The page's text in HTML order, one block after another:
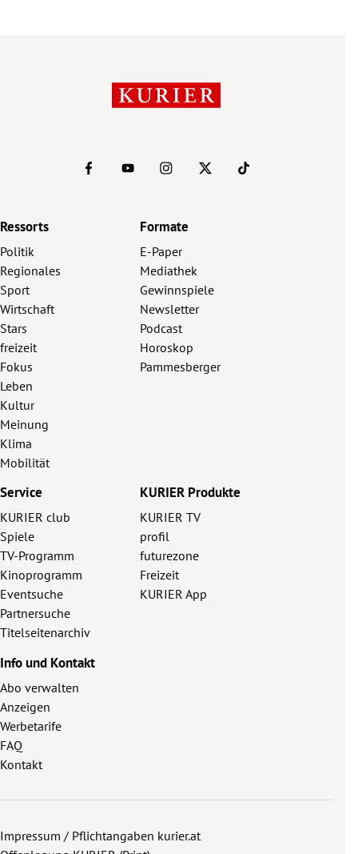
Ressorts
Politik
Regionales
Sport
Wirtschaft
Stars
freizeit
Fokus
Leben
Kultur
Meinung
Klima
Mobilität
Formate
E-Paper
Mediathek
Gewinnspiele
Newsletter
Podcast
Horoskop
Pammesberger
Service
KURIER club
Spiele
TV-Programm
Kinoprogramm
Eventsuche
Partnersuche
Titelseitenarchiv
KURIER Produkte
KURIER TV
profil
futurezone
Freizeit
KURIER App
Info und Kontakt
Abo verwalten
Anzeigen
Werbetarife
FAQ
Kontakt
Impressum / Pflichtangaben kurier.at